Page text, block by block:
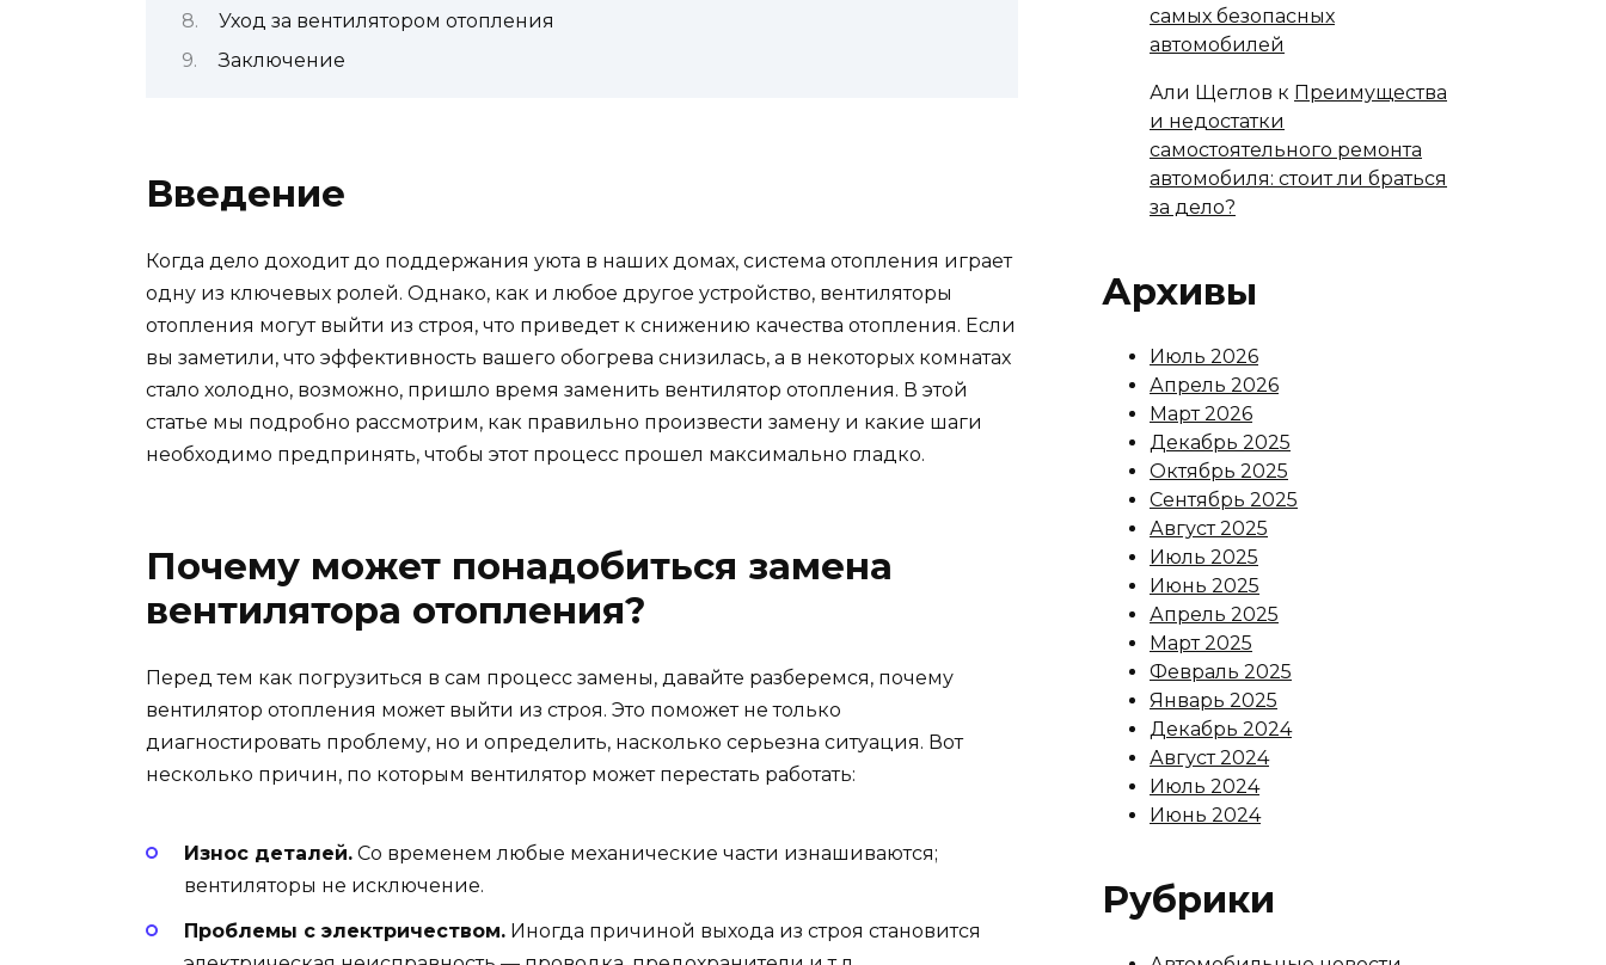
Уход за вентилятором отопления
Заключение
Введение
Когда дело доходит до поддержания уюта в наших домах, система отопления играет
одну из ключевых ролей. Однако, как и любое другое устройство, вентиляторы
отопления могут выйти из строя, что приведет к снижению качества отопления. Если
вы заметили, что эффективность вашего обогрева снизилась, а в некоторых комнатах
стало холодно, возможно, пришло время заменить вентилятор отопления. В этой
статье мы подробно рассмотрим, как правильно произвести замену и какие шаги
необходимо предпринять, чтобы этот процесс прошел максимально гладко.
Почему может понадобиться замена
вентилятора отопления?
Перед тем как погрузиться в сам процесс замены, давайте разберемся, почему
вентилятор отопления может выйти из строя. Это поможет не только
диагностировать проблему, но и определить, насколько серьезна ситуация. Вот
несколько причин, по которым вентилятор может перестать работать:
Износ деталей. Со временем любые механические части изнашиваются;
вентиляторы не исключение.
Проблемы с электричеством. Иногда причиной выхода из строя становится
самых безопасных
автомобилей
Али Щеглов к Преимущества
и недостатки
самостоятельного ремонта
автомобиля: стоит ли браться
за дело?
Архивы
Июль 2026
Апрель 2026
Март 2026
Декабрь 2025
Октябрь 2025
Сентябрь 2025
Август 2025
Июль 2025
Июнь 2025
Апрель 2025
Март 2025
Февраль 2025
Январь 2025
Декабрь 2024
Август 2024
Июль 2024
Июнь 2024
Рубрики